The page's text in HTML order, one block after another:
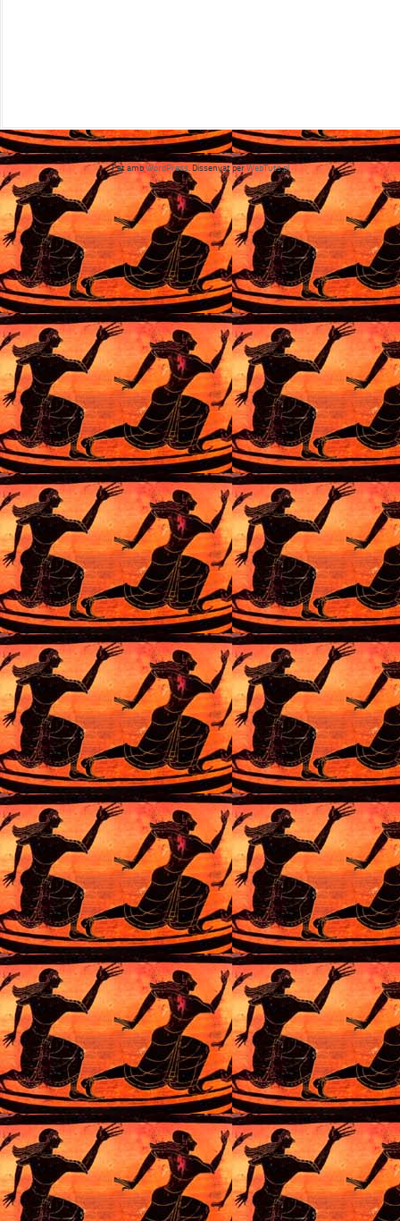
Fet ambWordPress. Dissenyat perWebTuts.pl